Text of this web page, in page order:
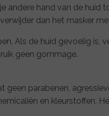
andere hand van de huid
dan het masker
Als de huid gevoelig is,
geen gommage.
geen parabenen,
en kleurstoffen.